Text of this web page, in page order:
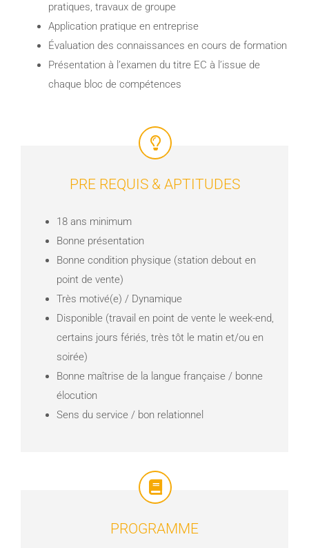
pratiques, travaux de groupe
Application pratique en entreprise
Évaluation des connaissances en cours de formation
Présentation à l’examen du titre EC à l’issue de
chaque bloc de compétences
PRE REQUIS & APTITUDES
18 ans minimum
Bonne présentation
Bonne condition physique (station debout en
point de vente)
Très motivé(e) / Dynamique
Disponible (travail en point de vente le week-end,
certains jours fériés, très tôt le matin et/ou en
soirée)
Bonne maîtrise de la langue française / bonne
élocution
Sens du service / bon relationnel
PROGRAMME